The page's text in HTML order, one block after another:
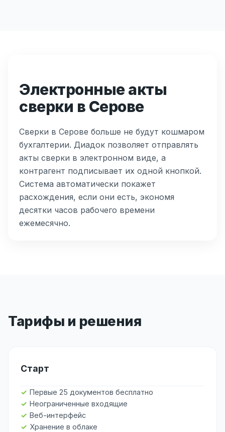
Электронные акты
сверки в Серове
Сверки в Серове больше не будут кошмаром
бухгалтерии. Диадок позволяет отправлять
акты сверки в электронном виде, а
контрагент подписывает их одной кнопкой.
Система автоматически покажет
расхождения, если они есть, экономя
десятки часов рабочего времени
ежемесячно.
Тарифы и решения
Старт
Первые 25 документов бесплатно
Неограниченные входящие
Веб-интерфейс
Хранение в облаке